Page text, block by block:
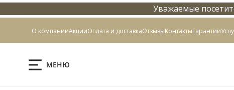
Контакты
Уважаемые
О компанииАкцииОплата и доставкаОтзывыКонтактыГарантии
МЕНЮ